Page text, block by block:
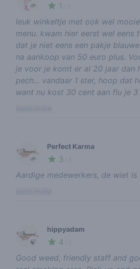
🌱 1
leuk winkeltje met ook wel
menu. kwam hier eerst wel eens
dat je niet eens een pakje
na aankoop van 50 euro plus.
je voor je komt er al 20 jaar dan
pech... vandaar 1 ster, hoop dat
want nu kost 30 cent aan flu je 3
🌱
Perfect Karma
3
Aardige medewerkers, de wiet is
🍃
hippyadam
4
Good weed, friendly staff and